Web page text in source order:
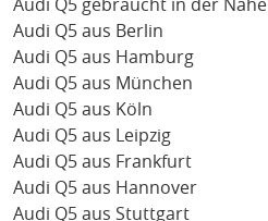
Audi Q5 gebraucht in der Nähe
Audi Q5 aus Berlin
Audi Q5 aus Hamburg
Audi Q5 aus München
Audi Q5 aus Köln
Audi Q5 aus Leipzig
Audi Q5 aus Frankfurt
Audi Q5 aus Hannover
Audi Q5 aus Stuttgart